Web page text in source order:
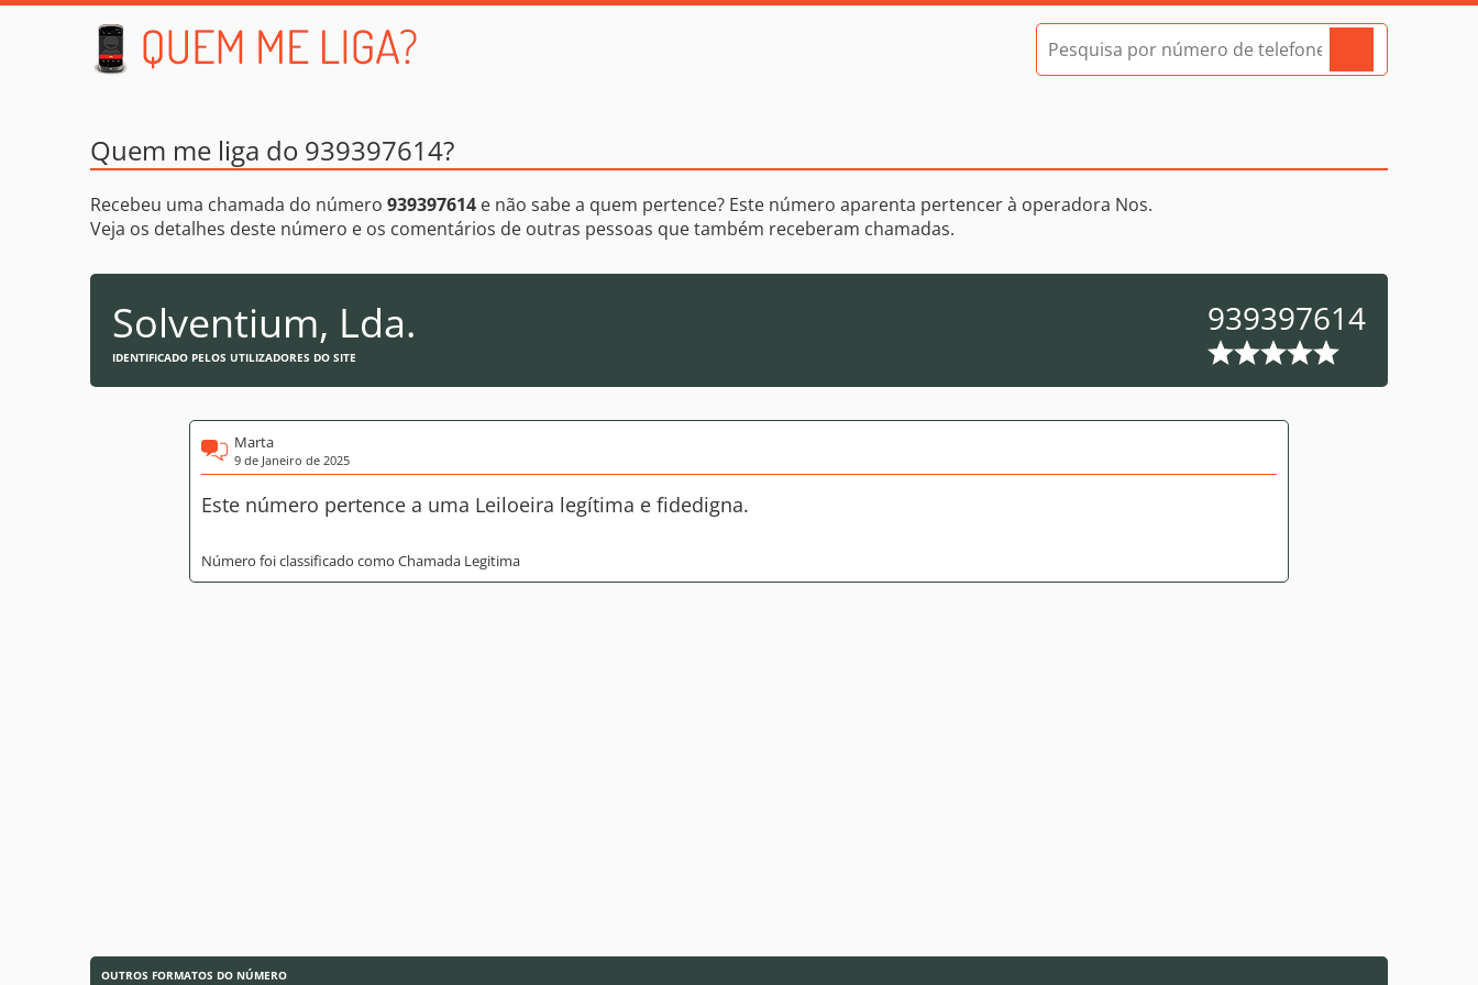
Quem me liga do 939397614?
Recebeu uma chamada do número 939397614 e não sabe a quem pertence? Este número aparenta pertencer à operadora Nos.
Veja os detalhes deste número e os comentários de outras pessoas que também receberam chamadas.
Solventium, Lda.
IDENTIFICADO PELOS UTILIZADORES DO SITE
939397614
Marta
9 de Janeiro de 2025
Este número pertence a uma Leiloeira legítima e fidedigna.
Número foi classificado como Chamada Legitima
OUTROS FORMATOS DO NÚMERO